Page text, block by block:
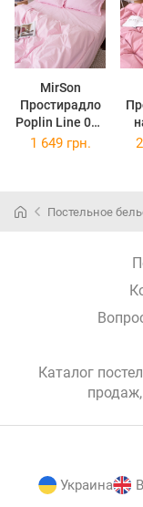
MirSon
Простирадло
Poplin Line 018
Powdery
1 649 грн.
Постельное
Каталог
продаж,
Украина